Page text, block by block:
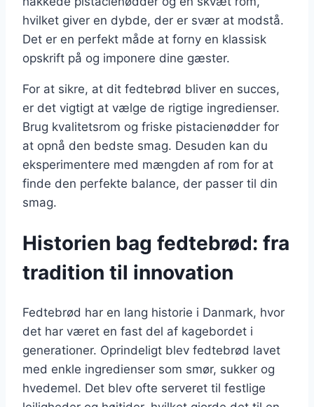
hvilket giver en dybde, der er svær at modstå.
Det er en perfekt måde at forny en klassisk
opskrift på og imponere dine gæster.
For at sikre, at dit fedtebrød bliver en succes,
er det vigtigt at vælge de rigtige ingredienser.
Brug kvalitetsrom og friske pistacienødder for
at opnå den bedste smag. Desuden kan du
eksperimentere med mængden af rom for at
finde den perfekte balance, der passer til din
smag.
Historien bag fedtebrød: fra
tradition til innovation
Fedtebrød har en lang historie i Danmark, hvor
det har været en fast del af kagebordet i
generationer. Oprindeligt blev fedtebrød lavet
med enkle ingredienser som smør, sukker og
hvedemel. Det blev ofte serveret til festlige